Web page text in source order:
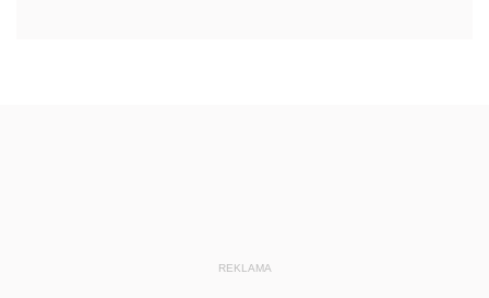
REKLAMA